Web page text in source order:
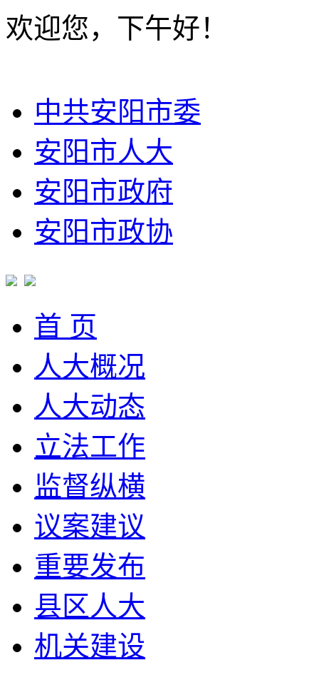
欢迎您，下午好！
中共安阳市委
安阳市人大
安阳市政府
安阳市政协
首 页
人大概况
人大动态
立法工作
监督纵横
议案建议
重要发布
县区人大
机关建设